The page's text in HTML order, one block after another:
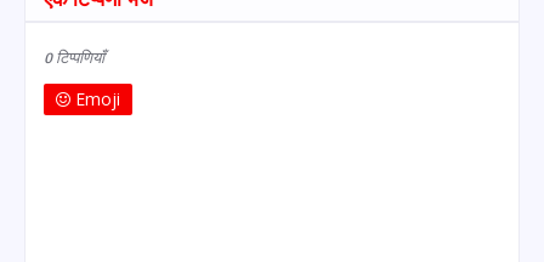
0 टिप्पणियाँ
Emoji